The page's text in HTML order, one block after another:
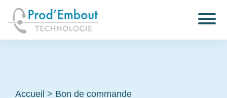
Accueil > Bon de commande